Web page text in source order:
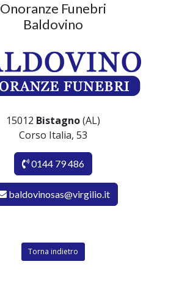
Onoranze Funebri
Baldovino
15012 Bistagno(AL)
Corso Italia, 53
0144 79 486
baldovinosas@virgilio.it
Torna indietro